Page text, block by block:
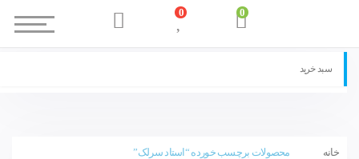
سبد خرید
خانه محصولات برچسب خورده “استاد سرلک”
0
0